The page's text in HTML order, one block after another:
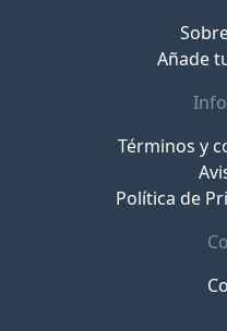
Añade
Términos y
Política de